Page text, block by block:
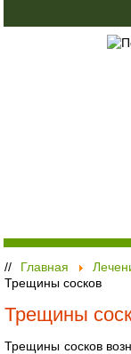
// Главная
Трещины сосков
Трещины
Трещины сосков